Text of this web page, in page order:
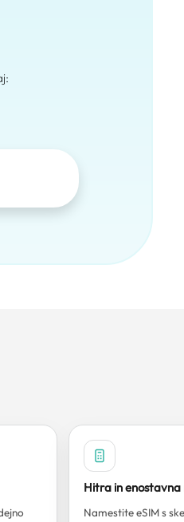
Hitra in
Namestite eSIM s